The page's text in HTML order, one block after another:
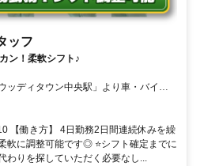
ッフ
ン！柔軟シフト♪
ッディタウン中央駅」より車・バイク
接
【働き方】 4日勤務2日間連続休みを繰
軟に調整可能です◎ ⭐シフト確定までに
わりを探していただく必要なし...